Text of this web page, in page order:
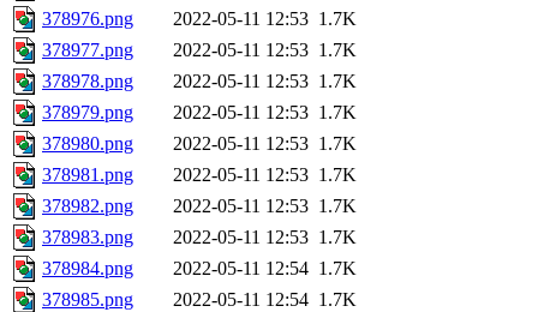
378976.png
2022-05-11 12:53 1.7K
378977.png
2022-05-11 12:53 1.7K
378978.png
2022-05-11 12:53 1.7K
378979.png
2022-05-11 12:53 1.7K
378980.png
2022-05-11 12:53 1.7K
378981.png
2022-05-11 12:53 1.7K
378982.png
2022-05-11 12:53 1.7K
378983.png
2022-05-11 12:53 1.7K
378984.png
2022-05-11 12:54 1.7K
378985.png
2022-05-11 12:54 1.7K